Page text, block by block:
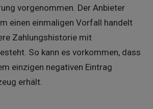
vorgenommen. Der Anbieter
einen einmaligen Vorfall handelt
Zahlungshistorie mit
So kann es vorkommen, dass
einzigen negativen Eintrag
erhält.